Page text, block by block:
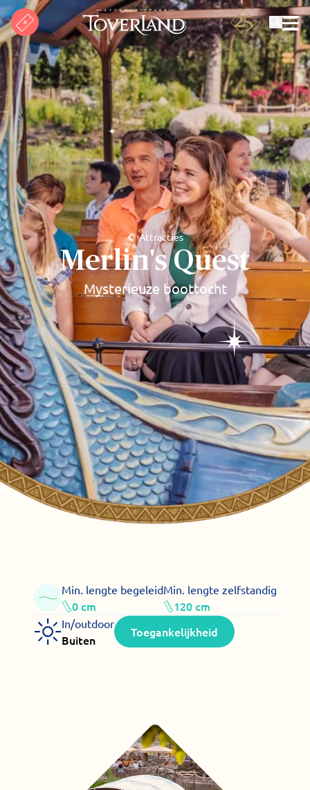
Zoeken
Attracties
Merlin's Quest
Mysterieuze boottocht
Min. lengte begeleid
0 cm
Min. lengte zelfstandig
120 cm
In/outdoor
Buiten
Toegankelijkheid